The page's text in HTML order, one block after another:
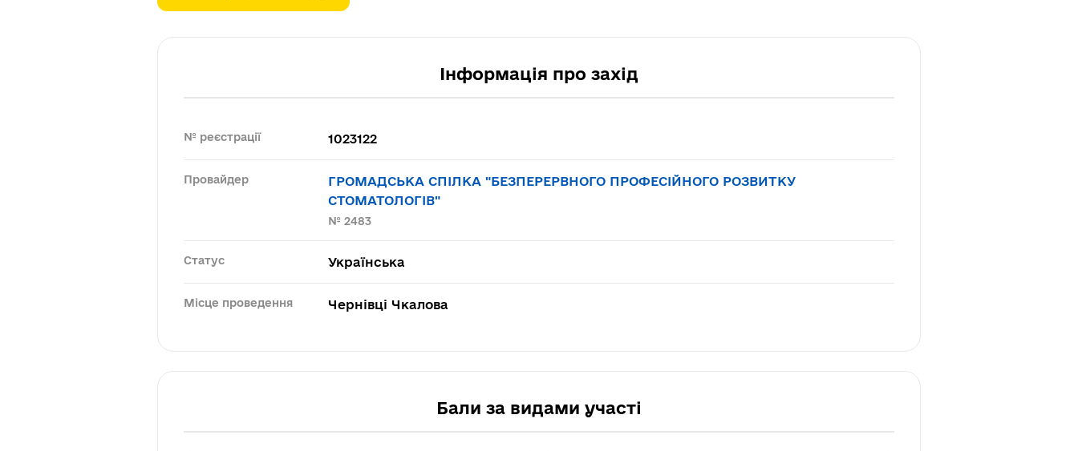
Інформація про захід
№ реєстрації 1023122
Провайдер
ГРОМАДСЬКА СПІЛКА "БЕЗПЕРЕРВНОГО ПРОФЕСІЙНОГО РОЗВИТКУ
СТОМАТОЛОГІВ"
№ 2483
Статус Українська
Місце проведення Чернівці Чкалова
Бали за видами участі